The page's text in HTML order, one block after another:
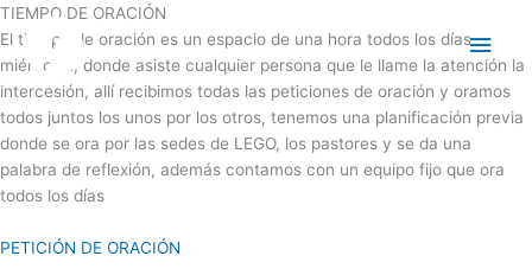
Ir
al
contenido
TIEMPO DE ORACIÓN
El tiempo de oración es un espacio de una hora todos los días
miércoles, donde asiste cualquier persona que le llame la atención la
intercesión, allí recibimos todas las peticiones de oración y oramos
todos juntos los unos por los otros, tenemos una planificación previa
donde se ora por las sedes de LEGO, los pastores y se da una
palabra de reflexión, además contamos con un equipo fijo que ora
todos los días
PETICIÓN DE ORACIÓN